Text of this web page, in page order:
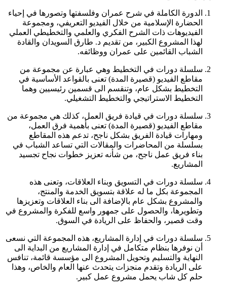
الدورة الكاملة في شرح عمران وفلسفتها وتصورها في إحياء
الحضارة الإسلامية من خلال الفيديو التعريفي، ومجموعة
الفيديوهات ذات الشرح الفكري والعلمي والتخطيطي العملي
لهذا المشروع الكبير، من تقديم د. طارق السويدان والقادة
الشباب القائمين على عمران ووظائفه.
سلسلة دورات في التخطيط وهي عبارة عن مجموعة من
مقاطع الفيديو (قصيرة المدة) تعنى بالقواعد الأساسية في
التخطيط بشكل عام، وتنقسم الى قسمين رئيسيين وهما
التخطيط الاستراتيجي والتخطيط التشغيلي.
سلسلة دورات في قيادة فريق العمل، كذلك هي مجموعة من
مقاطع الفيديو (قصيرة المدة) تعنى بأهمية فرق العمل،
ومهارات قيادة الفريق بشكل ناجح، تدعم هذه المقاطع
بسلسلة من المحاضرات والمقالات التي تساعد الشباب في
بناء فريق عمل ناجح، من شأنه تعزيز خطوات نجاح تجسيد
المشاريع.
سلسلة دورات في التسويق وبناء العلاقات، وتعنى هذه
المجموعة بكل ما له علاقة بتسويق الخدمة والمنتج،
والمشروع بشكل عام بالإضافة الى بناء العلاقات وتعزيزها
وتطويرها، والحصول على جمهور واسع للفكرة والمشروع في
وقت قصير، والحفاظ على الريادة في السوق.
سلسلة دورات في إدارة المشاريع، هذه المجموعة التي نسعى
أن نوفرها بنظام متكامل في إدارة المشاريع من البداية الى
النهاية والتسليم وتحويل المشروع الى مؤسسة قائمة، تنافس
على الريادة وتقدم منجزات يتحدث عنها العام والخاص، وهذا
حلم كل شاب يحمل مشروع عمل كبير.